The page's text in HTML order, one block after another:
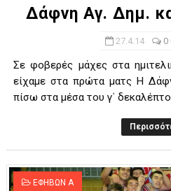
Δάφνη Αγ. Δημ.
27.4.14 0
Σε φοβερές μάχες στα
είχαμε στα πρώτα ματς H
πίσω στα μέσα του γ΄
ΕΦΗΒΩΝ Α